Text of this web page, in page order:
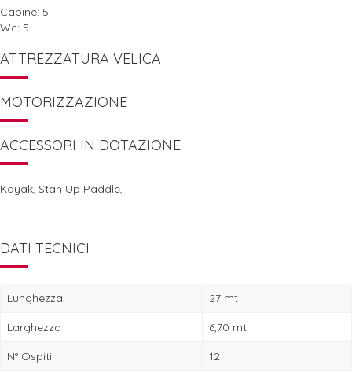
Cabine: 5
Wc: 5
ATTREZZATURA VELICA
MOTORIZZAZIONE
ACCESSORI IN DOTAZIONE
Kayak, Stan Up Paddle,
DATI TECNICI
Lunghezza 27 mt
Larghezza 6,70 mt
N° Ospiti: 12